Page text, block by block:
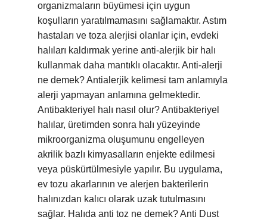
organizmaların büyümesi için uygun
koşulların yaratılmamasını sağlamaktır. Astım
hastaları ve toza alerjisi olanlar için, evdeki
halıları kaldırmak yerine anti-alerjik bir halı
kullanmak daha mantıklı olacaktır. Anti-alerji
ne demek? Antialerjik kelimesi tam anlamıyla
alerji yapmayan anlamına gelmektedir.
Antibakteriyel halı nasıl olur? Antibakteriyel
halılar, üretimden sonra halı yüzeyinde
mikroorganizma oluşumunu engelleyen
akrilik bazlı kimyasalların enjekte edilmesi
veya püskürtülmesiyle yapılır. Bu uygulama,
ev tozu akarlarının ve alerjen bakterilerin
halınızdan kalıcı olarak uzak tutulmasını
sağlar. Halıda anti toz ne demek? Anti Dust